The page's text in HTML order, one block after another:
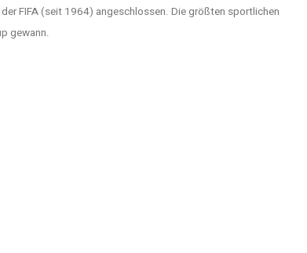
FIFA (seit 1964) angeschlossen. Die größten sportlichen
gewann.